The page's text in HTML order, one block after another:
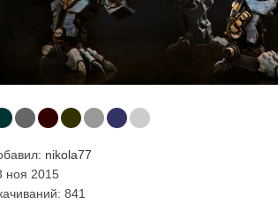
nikola77
ноя 2015
841